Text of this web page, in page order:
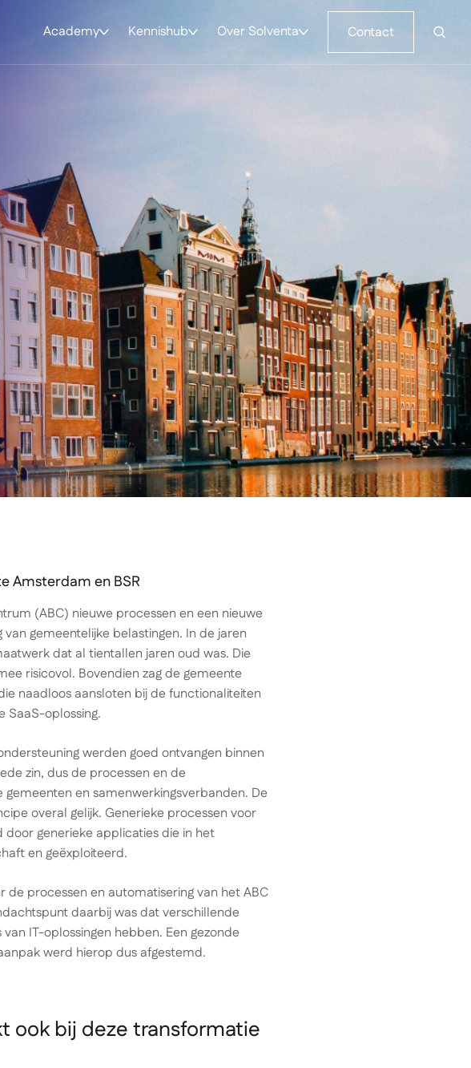
Academy Kennishub Over Solventa Contact
Amsterdam en BSR
(ABC) nieuwe processen en een nieuwe
gemeentelijke belastingen. In de jaren
dat al tientallen jaren oud was. Die
risicovol. Bovendien zag de gemeente
naadloos aansloten bij de functionaliteiten
SaaS-oplossing.
werden goed ontvangen binnen
zin, dus de processen en de
en samenwerkingsverbanden. De
overal gelijk. Generieke processen voor
generieke applicaties die in het
en geëxploiteerd.
de processen en automatisering van het ABC
daarbij was dat verschillende
IT-oplossingen hebben. Een gezonde
werd hierop dus afgestemd.
ook bij deze transformatie